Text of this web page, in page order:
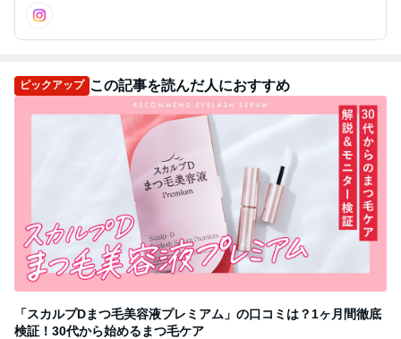
ピックアップ この記事を読んだ人におすすめ
「スカルプDまつ毛美容液プレミアム」の口コミは？1ヶ月間徹底
検証！30代から始めるまつ毛ケア